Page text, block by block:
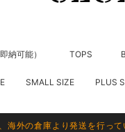
納可能） TOPS
SMALL SIZE PLUS
海外の倉庫より発送を行っ